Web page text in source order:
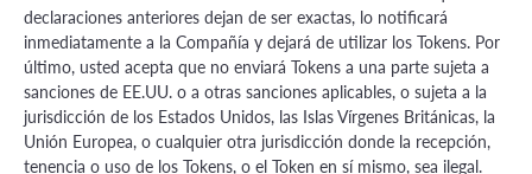
declaraciones anteriores dejan de ser exactas, lo notificará
inmediatamente a la Compañía y dejará de utilizar los Tokens. Por
último, usted acepta que no enviará Tokens a una parte sujeta a
sanciones de EE.UU. o a otras sanciones aplicables, o sujeta a la
jurisdicción de los Estados Unidos, las Islas Vírgenes Británicas, la
Unión Europea, o cualquier otra jurisdicción donde la recepción,
tenencia o uso de los Tokens, o el Token en sí mismo, sea ilegal.